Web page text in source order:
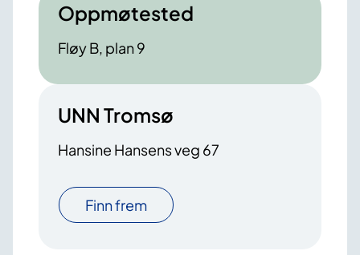
Oppmøtested
Fløy B, plan 9
UNN Tromsø
Hansine Hansens veg 67
Finn frem